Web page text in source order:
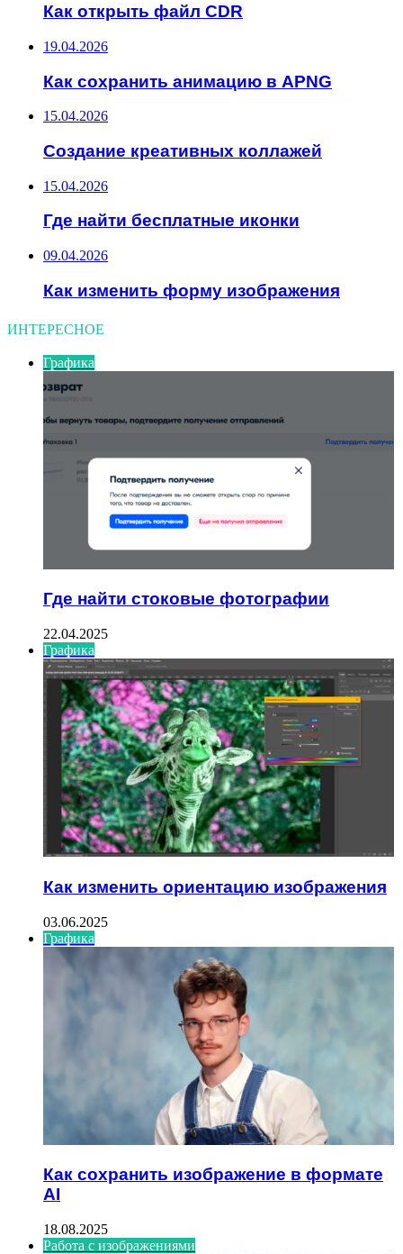
Как открыть файл CDR
19.04.2026
Как сохранить анимацию в APNG
15.04.2026
Создание креативных коллажей
15.04.2026
Где найти бесплатные иконки
09.04.2026
Как изменить форму изображения
ИНТЕРЕСНОЕ
Графика
Где найти стоковые фотографии
22.04.2025
Графика
Как изменить ориентацию изображения
03.06.2025
Графика
Как сохранить изображение в формате
AI
18.08.2025
Работа с изображениями